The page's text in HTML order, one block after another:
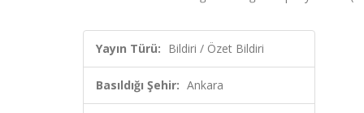
Yayın Türü: Bildiri / Özet Bildiri
Basıldığı Şehir: Ankara